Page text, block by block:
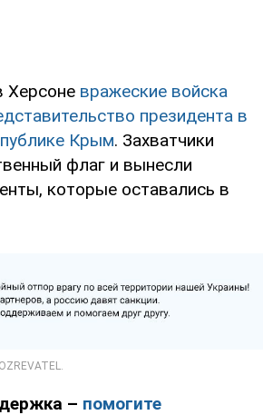
Херсоне вражеские войска
президента в
Крым. Захватчики
флаг и вынесли
которые оставались в
– помогите